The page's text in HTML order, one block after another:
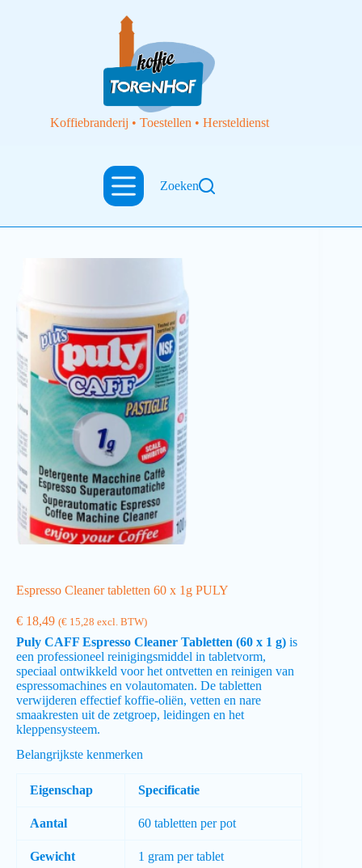
Koffiebranderij • Toestellen • Hersteldienst
Zoeken
Toebehoren
Espresso Cleaner tabletten 60 x 1g PULY
€ 18,49 (€ 15,28 excl. BTW)
Puly CAFF Espresso Cleaner Tabletten (60 x 1 g) is
een professioneel reinigingsmiddel in tabletvorm,
speciaal ontwikkeld voor het ontvetten en reinigen van
espressomachines en volautomaten. De tabletten
verwijderen effectief koffie-oliën, vetten en nare
smaakresten uit de zetgroep, leidingen en het
kleppensysteem.
Belangrijkste kenmerken
Eigenschap Specificatie
Aantal 60 tabletten per pot
Gewicht 1 gram per tablet